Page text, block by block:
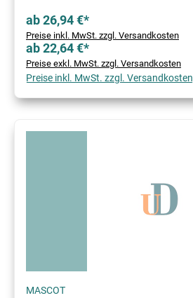
ab 26,94 €*
Preise inkl. MwSt. zzgl. Versandkosten
ab 22,64 €*
Preise exkl. MwSt. zzgl. Versandkosten
Preise inkl. MwSt. zzgl. Versandkosten
MASCOT